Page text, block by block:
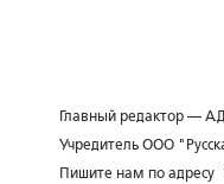
Главный редактор —
Учредитель ООО
Пишите нам по адресу